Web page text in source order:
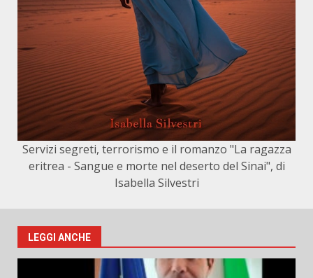
Servizi segreti, terrorismo e il romanzo "La ragazza
eritrea - Sangue e morte nel deserto del Sinai", di
Isabella Silvestri
LEGGI ANCHE